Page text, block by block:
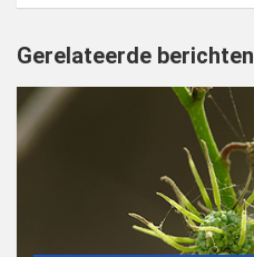
e
e
n
Gerelateerde berichten